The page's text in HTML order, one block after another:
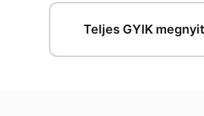
Teljes GYIK